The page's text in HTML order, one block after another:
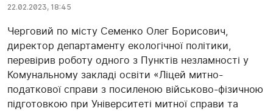
22.02.2023, 18:45
Черговий по місту Семенко Олег Борисович,
директор департаменту екологічної політики,
перевірив роботу одного з Пунктів незламності у
Комунальному закладі освіти «Ліцей митно-
податкової справи з посиленою військово-фізичною
підготовкою при Університеті митної справи та